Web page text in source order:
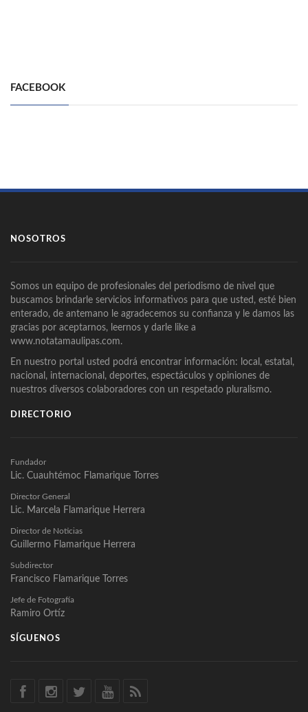
FACEBOOK
NOSOTROS
Somos un equipo de profesionales del periodismo de nivel que
buscamos brindarle servicios informativos para que usted, esté bien
enterado, de antemano le agradecemos su confianza y le damos las
gracias por aceptarnos, leernos y darle like a
www.notatamaulipas.com.
En nuestro portal usted podrá encontrar información: local, estatal,
nacional, internacional, deportes, espectáculos y opiniones de
nuestros diversos colaboradores con un respetado pluralismo.
DIRECTORIO
Fundador
Lic. Cuauhtémoc Flamarique Torres
Director General
Lic. Marcela Flamarique Herrera
Director de Noticias
Guillermo Flamarique Herrera
Subdirector
Francisco Flamarique Torres
Jefe de Fotografía
Ramiro Ortíz
SÍGUENOS